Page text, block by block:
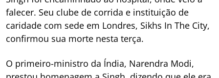
falecer. Seu clube de corrida e instituição de
caridade com sede em Londres, Sikhs In The City,
confirmou sua morte nesta terça.
O primeiro-ministro da Índia, Narendra Modi,